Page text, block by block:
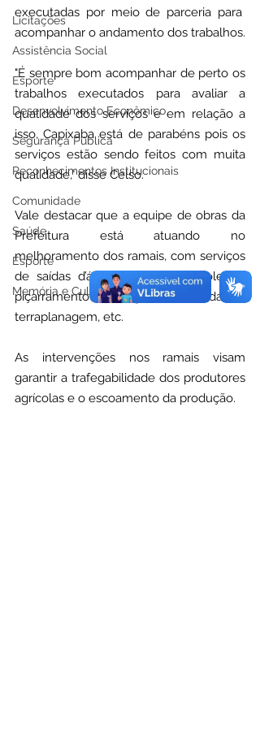
Licitações
Assistência Social
Esporte
Desenvolvimento Econômico
Segurança Pública
Reconhecimentos Institucionais
Comunidade
Saúde
Esporte
Memória e Cultura
executadas por meio de parceria para
acompanhar o andamento dos trabalhos.
"É sempre bom acompanhar de perto os
trabalhos executados para avaliar a
qualidade dos serviços e em relação a
isso, Capixaba está de parabéns pois os
serviços estão sendo feitos com muita
qualidade," disse Celso.
Vale destacar que a equipe de obras da
Prefeitura está atuando no
melhoramento dos ramais, com serviços
de saídas d’água, retirada de atoleiros,
piçarramento em algumas localidades,
terraplanagem, etc.
As intervenções nos ramais visam
garantir a trafegabilidade dos produtores
agrícolas e o escoamento da produção.